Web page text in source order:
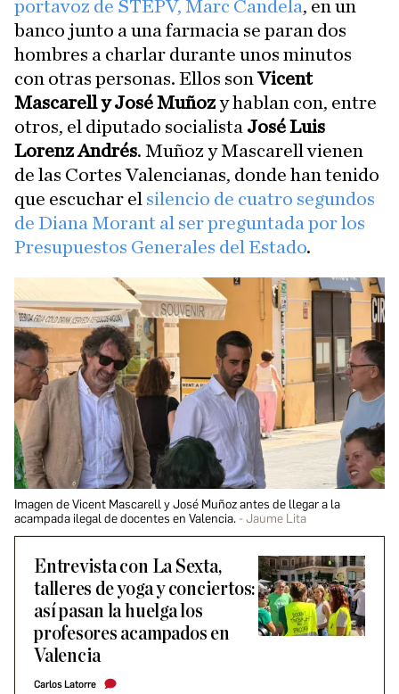
portavoz de STEPV, Marc Candela, en un
banco junto a una farmacia se paran dos
hombres a charlar durante unos minutos
con otras personas. Ellos sonVicent
Mascarell y José Muñozy hablan con, entre
otros, el diputado socialista José Luis
Lorenz Andrés. Muñoz y Mascarell vienen
de las Cortes Valencianas, donde han tenido
que escuchar el silencio de cuatro segundos
de Diana Morant al ser preguntada por los
Presupuestos Generales del Estado.
Imagen de Vicent Mascarell y José Muñoz antes de llegar a la
acampada ilegal de docentes en Valencia.
Jaume Lita
Entrevista con La Sexta,
talleres de yoga y conciertos:
así pasan la huelga los
profesores acampados en
Valencia
Carlos Latorre